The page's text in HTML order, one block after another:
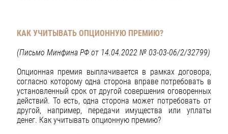
КАК УЧИТЫВАТЬ ОПЦИОННУЮ ПРЕМИЮ?
(Письмо Минфина РФ от 14.04.2022 № 03-03-06/2/32799)
Опционная премия выплачивается в рамках договора,
согласно которому одна сторона вправе потребовать в
установленный срок от другой совершения оговоренных
действий. То есть, одна сторона может потребовать от
другой, например, передачи имущества или уплаты
денег. Как учитывать опционную премию?